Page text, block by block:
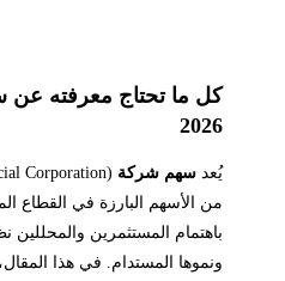
2026
يُعد سهم شركة COF Corporation)
من الأسهم البارزة في القطاع
باهتمام المستثمرين والمحللين
ونموها المستدام. في هذا